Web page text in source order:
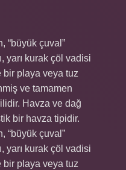
“büyük çuval”
yarı kurak çöl vadisi
playa veya tuz
ve tamamen
Havza ve dağ
bir havza tipidir.
“büyük çuval”
yarı kurak çöl vadisi
playa veya tuz